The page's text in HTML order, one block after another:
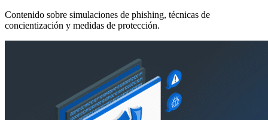
Contenido sobre simulaciones de phishing, técnicas de
concientización y medidas de protección.